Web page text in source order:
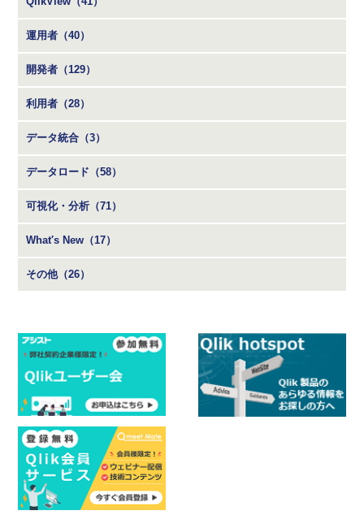
運用者（40）
開発者（129）
利用者（28）
データ統合（3）
データロード（58）
可視化・分析（71）
What′s New（17）
その他（26）